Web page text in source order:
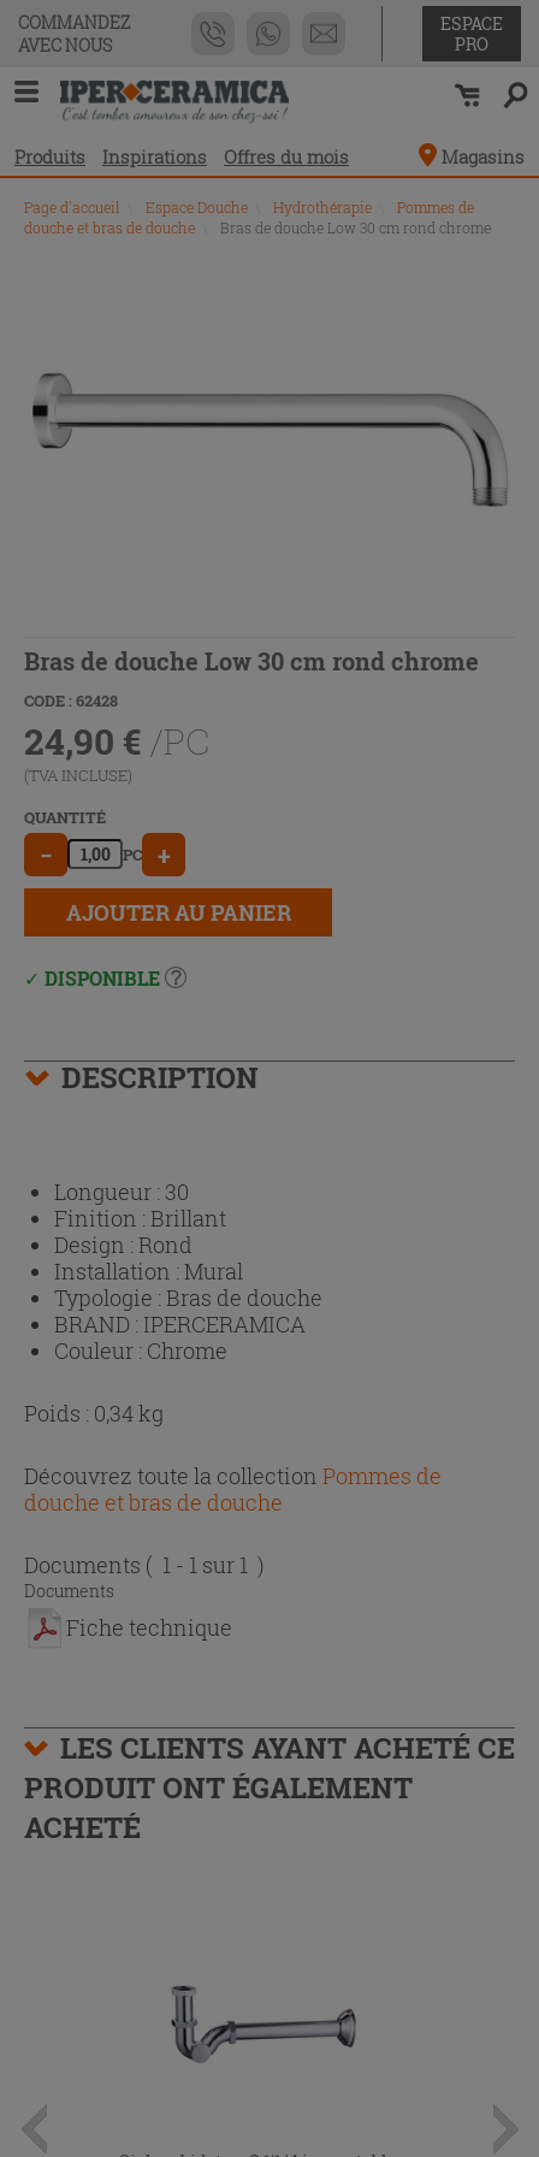
COMMANDEZ
AVEC NOUS
ESPACE
PRO
Produits Inspirations Offres du mois Magasins
Page d'accueil Espace Douche Hydrothérapie
Pommes de
douche et bras de douche
Bras de douche Low 30 cm rond chrome
Bras de douche Low 30 cm rond chrome
CODE : 62428
24,90 € /PC
(TVA INCLUSE)
QUANTITÉ
− PC +
AJOUTER AU PANIER
DISPONIBLE
DESCRIPTION
Longueur : 30
Finition :Brillant
Design :Rond
Installation :Mural
Typologie :Bras de douche
BRAND : IPERCERAMICA
Couleur : Chrome
Poids : 0,34 kg
Découvrez toute la collection Pommes de
douche et bras de douche
Documents ( 1 - 1 sur 1 )
Documents
Fiche technique
LES CLIENTS AYANT ACHETÉ CE
PRODUIT ONT ÉGALEMENT
ACHETÉ